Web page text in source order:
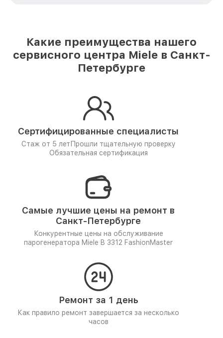
Какие преимущества нашего
сервисного центра Miele в Санкт-
Петербурге
Сертифицированные специалисты
Стаж от 5 лет Прошли тщательную проверку
Обязательная сертификация
Самые лучшие цены на ремонт в
Санкт-Петербурге
Конкурентные цены на обслуживание
парогенератора Miele B 3312 FashionMaster
Ремонт за 1 день
Как правило ремонт завершается за несколько
часов